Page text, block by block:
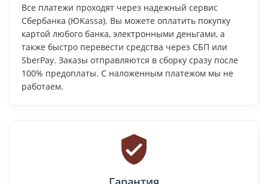
Все платежи проходят через надежный сервис
Сбербанка (ЮKassa). Вы можете оплатить покупку
картой любого банка, электронными деньгами, а
также быстро перевести средства через СБП или
SberPay. Заказы отправляются в сборку сразу после
100% предоплаты. С наложенным платежом мы не
работаем.